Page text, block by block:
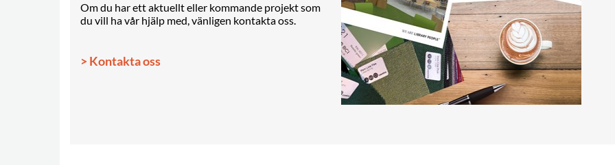
Om du har ett aktuellt eller kommande projekt som
du vill ha vår hjälp med, vänligen kontakta oss.
> Kontakta oss